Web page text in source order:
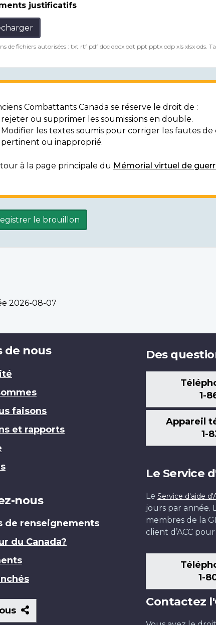
justificatifs
de fichiers autorisées : txt rtf pdf doc docx odt ppt pptx odp xls xlsx ods.
Combattants Canada se réserve le droit de :
rejeter ou supprimer les soumissions en double.
Modifier les textes soumis pour corriger les fautes
pertinent ou inapproprié.
à la page principale du Mémorial virtuel de
le brouillon
2026-08-07
de nous
faisons
et rapports
nous
de renseignements
du Canada?
Suivez-
nous
Des
1-
Appareil
1-
Le Service
Le Service d'aide
jours par année.
membres de la
client d’ACC
1-
Contactez